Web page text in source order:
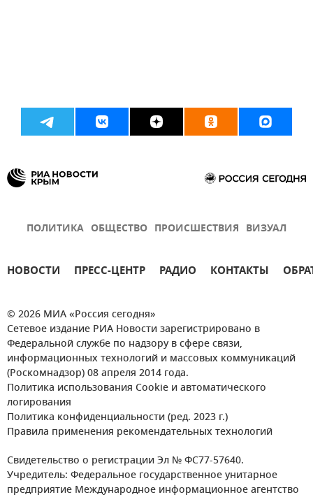
ПОЛИТИКА ОБЩЕСТВО ПРОИСШЕСТВИЯ ВИЗУАЛ
НОВОСТИ ПРЕСС-ЦЕНТР РАДИО КОНТАКТЫ
© 2026 МИА «Россия сегодня»
Сетевое издание РИА Новости зарегистрировано в
Федеральной службе по надзору в сфере связи,
информационных технологий и массовых коммуникаций
(Роскомнадзор) 08 апреля 2014 года.
Политика использования Cookie и автоматического
логирования
Политика конфиденциальности (ред. 2023 г.)
Правила применения рекомендательных технологий
Свидетельство о регистрации Эл № ФС77-57640.
Учредитель: Федеральное государственное унитарное
предприятие Международное информационное агентство